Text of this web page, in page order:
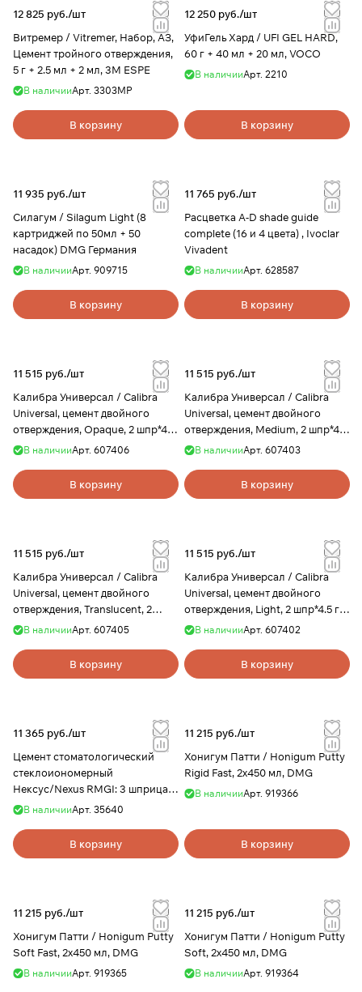
12 825 руб./шт
Витремер / Vitremer, Набор, АЗ,
Цемент тройного отверждения,
5 г + 2.5 мл + 2 мл, 3M ESPE
В наличииАрт. 3303MP
В корзину
12 250 руб./шт
УфиГель Хард / UFI GEL HARD,
60 г + 40 мл + 20 мл, VOCO
В наличииАрт. 2210
В корзину
11 935 руб./шт
Силагум / Silagum Light (8
картриджей по 50мл + 50
насадок) DMG Германия
В наличииАрт. 909715
В корзину
11 765 руб./шт
Расцветка A-D shade guide
complete (16 и 4 цвета) , Ivoclar
Vivadent
В наличииАрт. 628587
В корзину
11 515 руб./шт
Калибра Универсал / Calibra
Universal, цемент двойного
отверждения, Opaque, 2 шпр*4.5
г, Dentsply
В наличииАрт. 607406
В корзину
11 515 руб./шт
Калибра Универсал / Calibra
Universal, цемент двойного
отверждения, Medium, 2 шпр*4.5
г, Dentsply
В наличииАрт. 607403
В корзину
11 515 руб./шт
Калибра Универсал / Calibra
Universal, цемент двойного
отверждения, Translucent, 2
шпр*4.5 г, Dentsp
В наличииАрт. 607405
В корзину
11 515 руб./шт
Калибра Универсал / Calibra
Universal, цемент двойного
отверждения, Light, 2 шпр*4.5 г,
Dentsply
В наличииАрт. 607402
В корзину
11 365 руб./шт
Цемент стоматологический
стеклоиономерный
Нексус/Nexus RMGI: 3 шприца
по 5 граммов прозрачно-белого
смешивания
В наличииАрт. 35640
В корзину
11 215 руб./шт
Хонигум Патти / Honigum Putty
Rigid Fast, 2х450 мл, DMG
В наличииАрт. 919366
В корзину
11 215 руб./шт
Хонигум Патти / Honigum Putty
Soft Fast, 2х450 мл, DMG
В наличииАрт. 919365
11 215 руб./шт
Хонигум Патти / Honigum Putty
Soft, 2х450 мл, DMG
В наличииАрт. 919364